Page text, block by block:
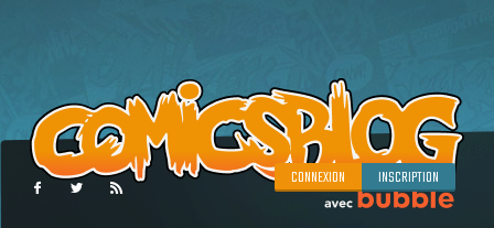
CONNEXION INSCRIPTION